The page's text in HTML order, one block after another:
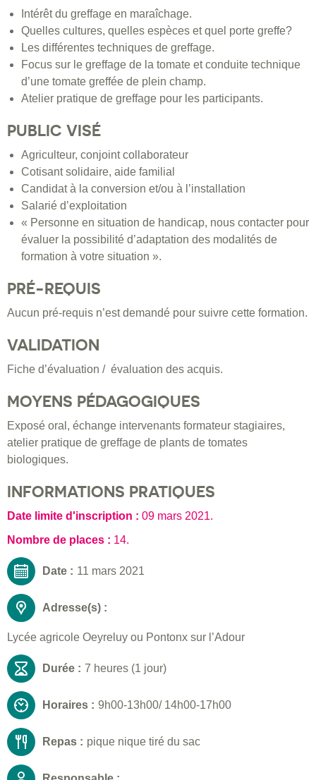
Intérêt du greffage en maraîchage.
Quelles cultures, quelles espèces et quel porte greffe?
Les différentes techniques de greffage.
Focus sur le greffage de la tomate et conduite technique
d’une tomate greffée de plein champ.
Atelier pratique de greffage pour les participants.
PUBLIC VISÉ
Agriculteur, conjoint collaborateur
Cotisant solidaire, aide familial
Candidat à la conversion et/ou à l’installation
Salarié d’exploitation
« Personne en situation de handicap, nous contacter pour
évaluer la possibilité d’adaptation des modalités de
formation à votre situation ».
PRÉ-REQUIS
Aucun pré-requis n’est demandé pour suivre cette formation.
VALIDATION
Fiche d’évaluation / évaluation des acquis.
MOYENS PÉDAGOGIQUES
Exposé oral, échange intervenants formateur stagiaires,
atelier pratique de greffage de plants de tomates
biologiques.
INFORMATIONS PRATIQUES
Date limite d'inscription : 09 mars 2021.
Nombre de places : 14.
Date : 11 mars 2021
Adresse(s) :
Lycée agricole Oeyreluy ou Pontonx sur l’Adour
Durée : 7 heures (1 jour)
Horaires : 9h00-13h00/ 14h00-17h00
Repas : pique nique tiré du sac